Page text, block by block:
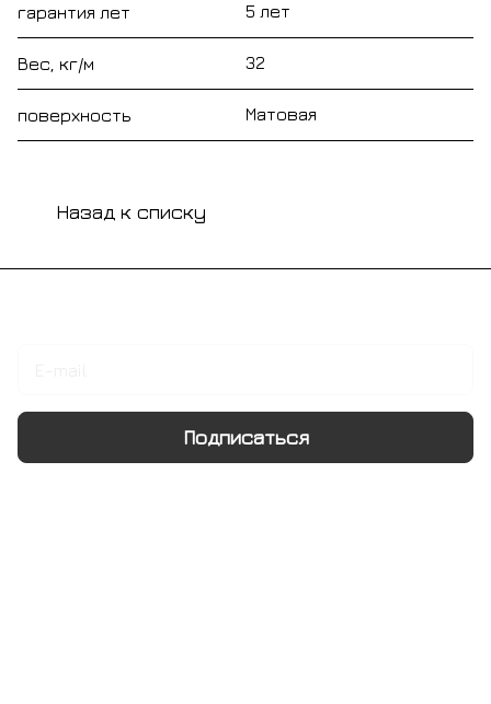
гарантия лет 5 лет
Вес, кг/м 32
поверхность Матовая
Назад к списку
Подписаться